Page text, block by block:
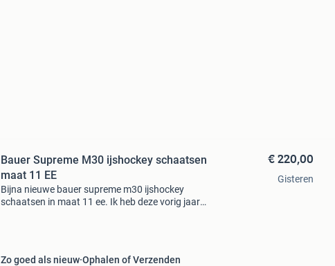
Bauer Supreme M30 ijshockey schaatsen
maat 11 EE
Bijna nieuwe bauer supreme m30 ijshockey
schaatsen in maat 11 ee. Ik heb deze vorig jaar
Zo goed als nieuw Ophalen of Verzenden
€ 220,00
Gisteren